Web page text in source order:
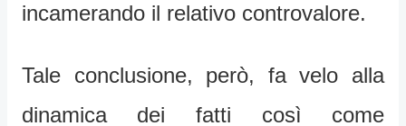
incamerando il relativo controvalore.
Tale conclusione, però, fa velo alla
dinamica dei fatti così come